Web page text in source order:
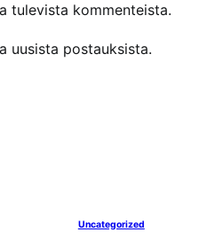
tulevista kommenteista.
uusista postauksista.
Uncategorized